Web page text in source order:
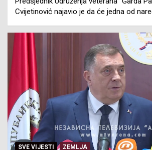
Cvijetinović najavio je da će jedna od
SVE VIJESTI ZEMLJA